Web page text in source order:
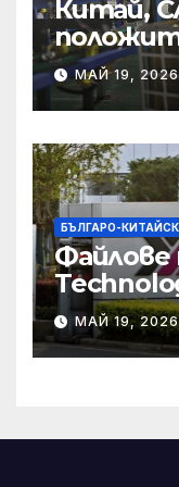
Китай,
МАЙ 19, 2026
БЪЛГАРО-
Файлове
на STAR
МАЙ 19, 2026